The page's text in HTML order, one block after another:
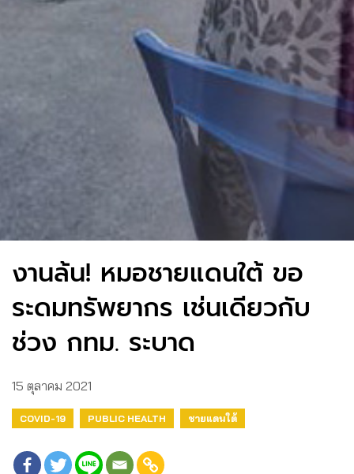
งานล้น! หมอชายแดนใต้ ขอ
ระดมทรัพยากร เช่นเดียวกับ
ช่วง กทม. ระบาด
15 ตุลาคม 2021
COVID-19 PUBLIC HEALTH ชายแดนใต้